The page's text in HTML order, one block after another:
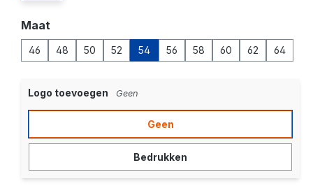
Selecteer
Maat
46 48 50 52 54 56 58 60 62 64
Logo toevoegen Geen
Geen
Bedrukken